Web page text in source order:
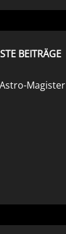
BEITRÄGE
Magister